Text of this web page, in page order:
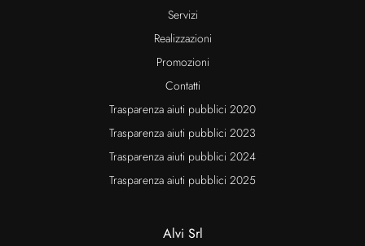
Servizi
Realizzazioni
Promozioni
Contatti
Trasparenza aiuti pubblici 2020
Trasparenza aiuti pubblici 2023
Trasparenza aiuti pubblici 2024
Trasparenza aiuti pubblici 2025
Alvi Srl